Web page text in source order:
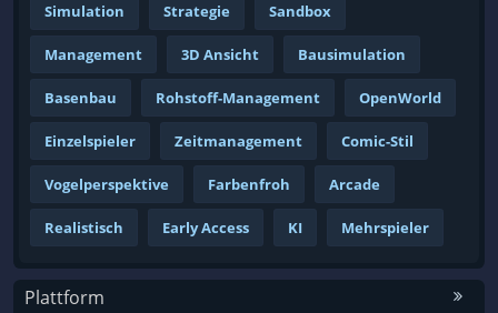
Simulation Strategie Sandbox
Management 3D Ansicht Bausimulation
Basenbau Rohstoff-Management OpenWorld
Einzelspieler Zeitmanagement Comic-Stil
Vogelperspektive Farbenfroh Arcade
Realistisch Early Access KI Mehrspieler
Plattform